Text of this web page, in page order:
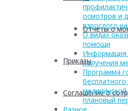
Отчеты о
Приказы
Соглашение о
осмотров и
взрослого
О видах
помощи
получения
Программа
плановый